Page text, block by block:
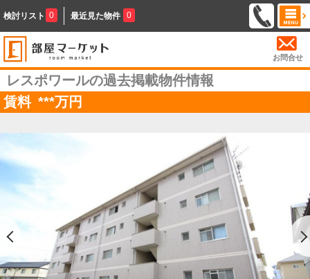
検討リスト 0 最近見た物件 0
お問合せ
レスポワールの過去掲載物件情報
賃料 ***万円